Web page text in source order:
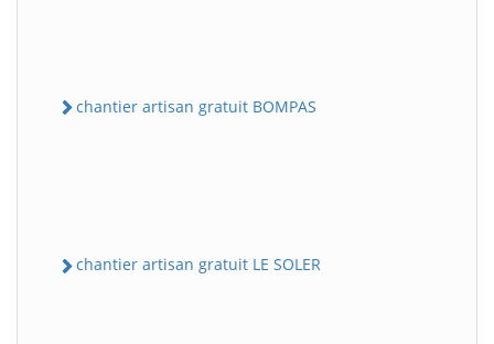
chantier artisan gratuit BOMPAS
chantier artisan gratuit LE SOLER